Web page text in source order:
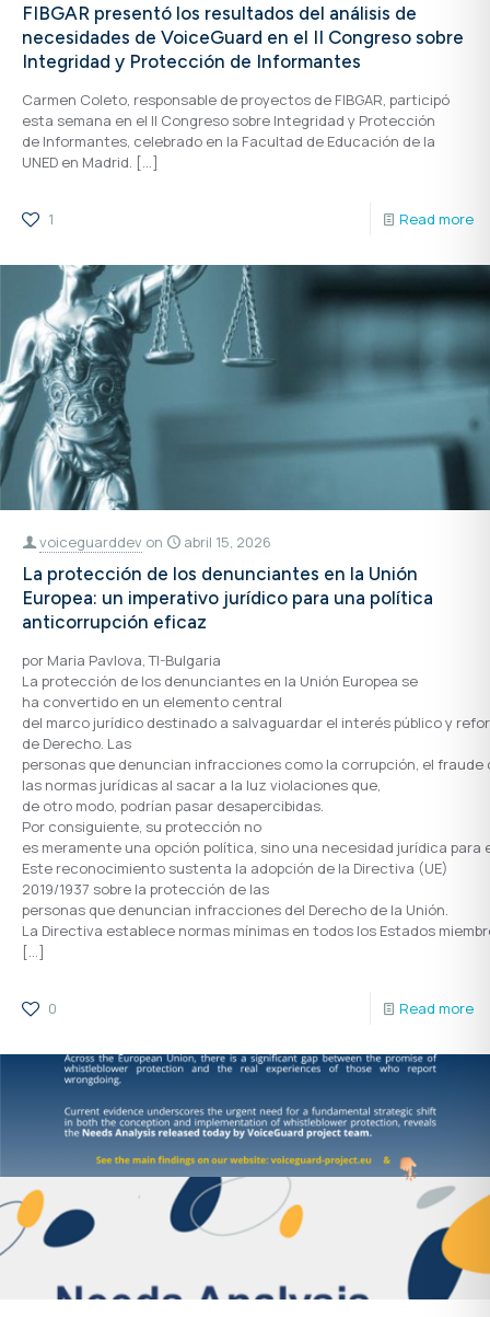
FIBGAR presentó los resultados del análisis de
necesidades de VoiceGuard en el II Congreso sobre
Integridad y Protección de Informantes
Carmen Coleto, responsable de proyectos de FIBGAR, participó
esta semana en el II Congreso sobre Integridad y Protección
de Informantes, celebrado en la Facultad de Educación de la
UNED en Madrid. […]
1 Read more
voiceguarddev on abril 15, 2026
La protección de los denunciantes en la Unión
Europea: un imperativo jurídico para una política
anticorrupción eficaz
por Maria Pavlova, TI-Bulgaria
La protección de los denunciantes en la Unión Europea se
ha convertido en un elemento central
del marco jurídico destinado a salvaguardar el interés público y
de Derecho. Las
personas que denuncian infracciones como la corrupción, el
las normas jurídicas al sacar a la luz violaciones que,
de otro modo, podrían pasar desapercibidas.
Por consiguiente, su protección no
es meramente una opción política, sino una necesidad jurídica
Este reconocimiento sustenta la adopción de la Directiva (UE)
2019/1937 sobre la protección de las
personas que denuncian infracciones del Derecho de la Unión.
La Directiva establece normas mínimas en todos los Estados
[…]
0 Read more